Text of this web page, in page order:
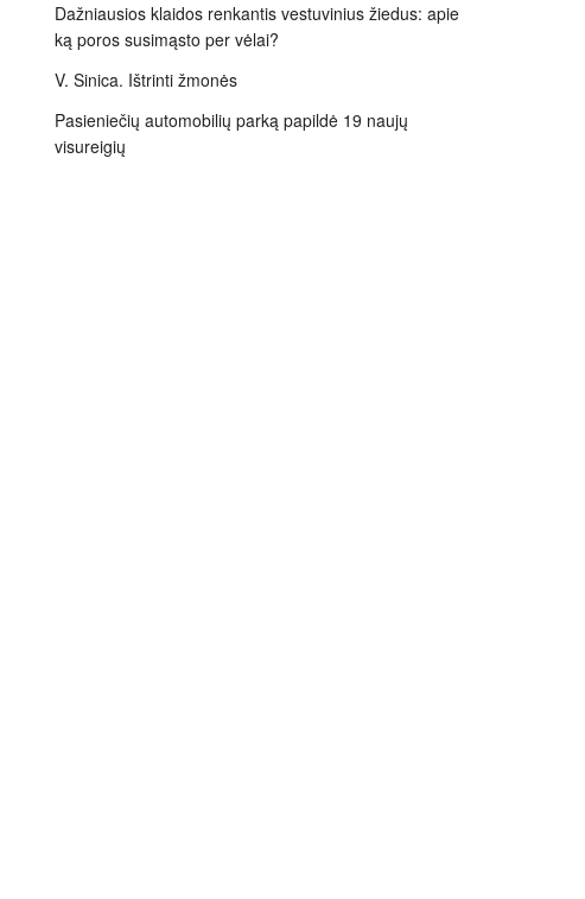
Dažniausios klaidos renkantis vestuvinius žiedus: apie
ką poros susimąsto per vėlai?
V. Sinica. Ištrinti žmonės
Pasieniečių automobilių parką papildė 19 naujų
visureigių